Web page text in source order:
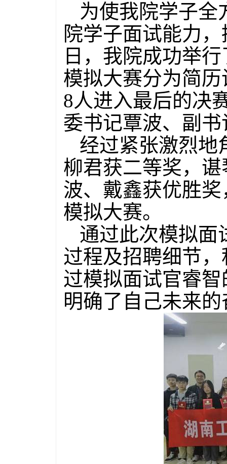
为使我院学子全
院学子面试能力
日，我院成功举
模拟大赛分为简
8人进入最后的决
委书记覃波、副
经过紧张激烈地
柳君获二等奖，
波、戴鑫获优胜
模拟大赛。
通过此次模拟面
过程及招聘细节
过模拟面试官睿
明确了自己未来